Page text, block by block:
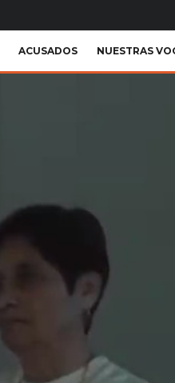
ACUSADOS NUESTRAS